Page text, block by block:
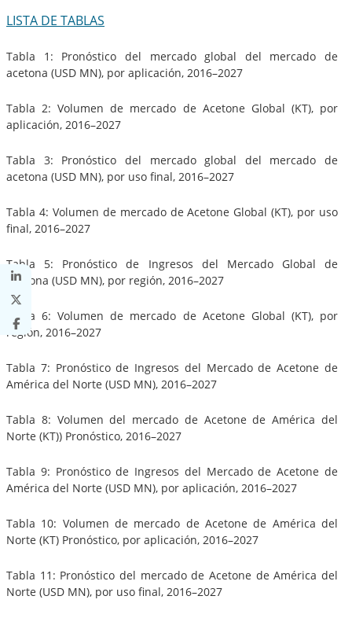
LISTA DE TABLAS
Tabla 1: Pronóstico del mercado global del mercado de
acetona (USD MN), por aplicación, 2016–2027
Tabla 2: Volumen de mercado de Acetone Global (KT), por
aplicación, 2016–2027
Tabla 3: Pronóstico del mercado global del mercado de
acetona (USD MN), por uso final, 2016–2027
Tabla 4: Volumen de mercado de Acetone Global (KT), por uso
final, 2016–2027
Tabla 5: Pronóstico de Ingresos del Mercado Global de
Acetona (USD MN), por región, 2016–2027
Tabla 6: Volumen de mercado de Acetone Global (KT), por
región, 2016–2027
Tabla 7: Pronóstico de Ingresos del Mercado de Acetone de
América del Norte (USD MN), 2016–2027
Tabla 8: Volumen del mercado de Acetone de América del
Norte (KT)) Pronóstico, 2016–2027
Tabla 9: Pronóstico de Ingresos del Mercado de Acetone de
América del Norte (USD MN), por aplicación, 2016–2027
Tabla 10: Volumen de mercado de Acetone de América del
Norte (KT) Pronóstico, por aplicación, 2016–2027
Tabla 11: Pronóstico del mercado de Acetone de América del
Norte (USD MN), por uso final, 2016–2027